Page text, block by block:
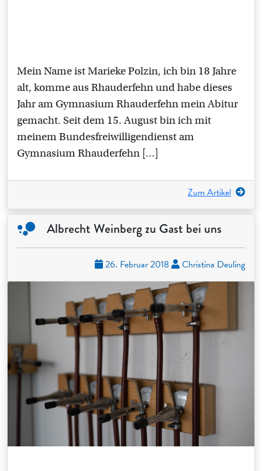
Mein Name ist Marieke Polzin, ich bin 18 Jahre
alt, komme aus Rhauderfehn und habe dieses
Jahr am Gymnasium Rhauderfehn mein Abitur
gemacht. Seit dem 15. August bin ich mit
meinem Bundesfreiwilligendienst am
Gymnasium Rhauderfehn […]
Zum Artikel
Albrecht Weinberg zu Gast bei uns
26. Februar 2018 Christina Deuling